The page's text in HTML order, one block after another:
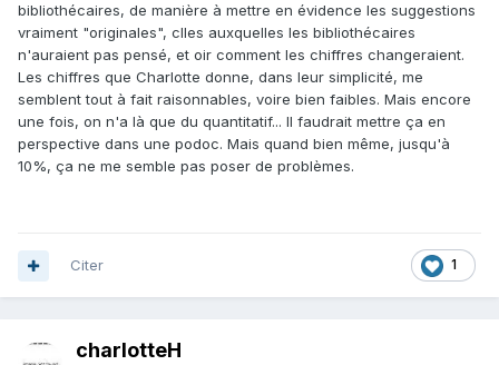
bibliothécaires, de manière à mettre en évidence les suggestions
vraiment "originales", clles auxquelles les bibliothécaires
n'auraient pas pensé, et oir comment les chiffres changeraient.
Les chiffres que Charlotte donne, dans leur simplicité, me
semblent tout à fait raisonnables, voire bien faibles. Mais encore
une fois, on n'a là que du quantitatif... Il faudrait mettre ça en
perspective dans une podoc. Mais quand bien même, jusqu'à
10%, ça ne me semble pas poser de problèmes.
1
Citer
charlotteH